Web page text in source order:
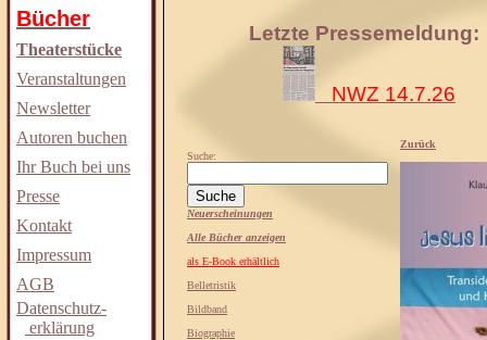
Bücher
Theaterstücke
Veranstaltungen
Newsletter
Autoren buchen
Ihr Buch bei uns
Presse
Kontakt
Impressum
AGB
Datenschutz-
erklärung
Letzte Pressemeldung:
NWZ 14.7.26
Suche:
Neuerscheinungen
Alle Bücher anzeigen
als E-Book erhältlich
Belletristik
Bildband
Biographie
Zurück